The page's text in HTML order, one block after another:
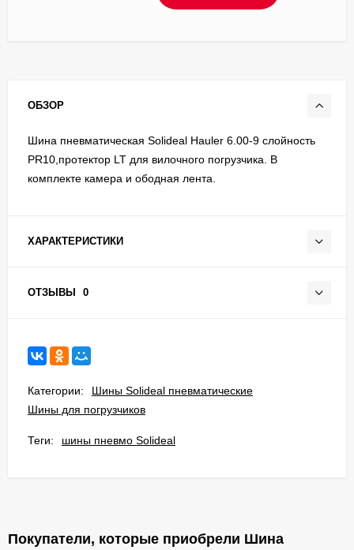
ОБЗОР
Шина пневматическая Solideal Hauler 6.00-9 слойность
PR10,протектор LT для вилочного погрузчика. В
комплекте камера и ободная лента.
ХАРАКТЕРИСТИКИ
ОТЗЫВЫ 0
Категории:
Шины Solideal пневматические
Шины для погрузчиков
Теги: шины пневмо Solideal
Покупатели, которые приобрели Шина